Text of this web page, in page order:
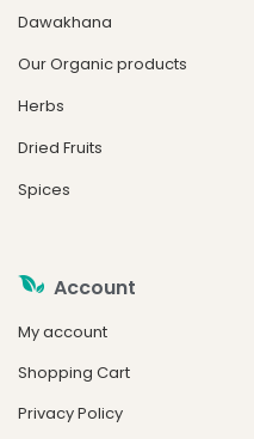
Dawakhana
Our Organic products
Herbs
Dried Fruits
Spices
Account
My account
Shopping Cart
Privacy Policy